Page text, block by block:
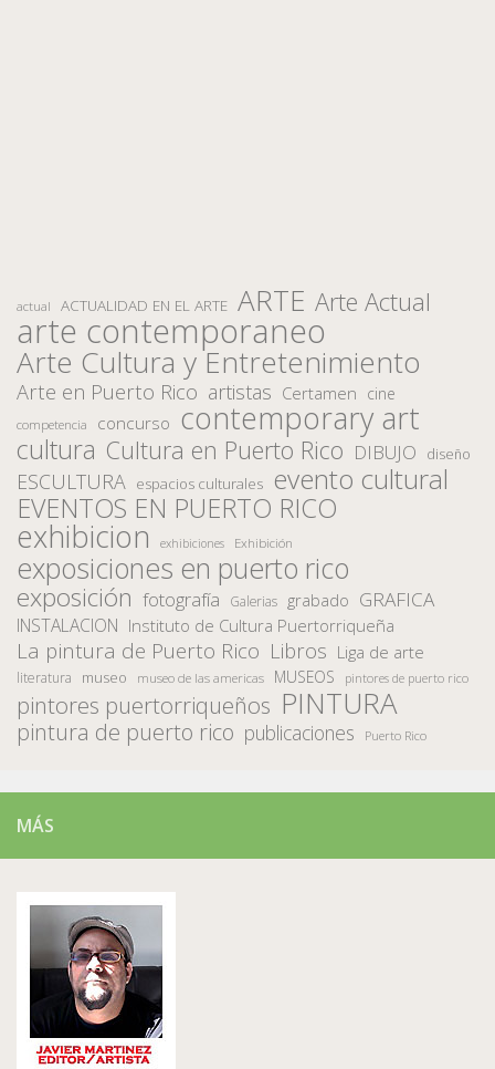
actual ACTUALIDAD EN EL ARTE ARTE Arte Actual
arte contemporaneo
Arte Cultura y Entretenimiento
Arte en Puerto Rico artistas Certamen cine
competencia concurso contemporary art
cultura Cultura en Puerto Rico DIBUJO diseño
ESCULTURA espacios culturales evento cultural
EVENTOS EN PUERTO RICO
exhibicion exhibiciones Exhibición
exposiciones en puerto rico
exposición fotografía Galerias grabado GRAFICA
INSTALACION Instituto de Cultura Puertorriqueña
La pintura de Puerto Rico Libros Liga de arte
literatura museo museo de las americas MUSEOS pintores de puerto rico
pintores puertorriqueños PINTURA
pintura de puerto rico publicaciones Puerto Rico
MÁS